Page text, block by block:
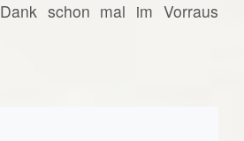
schon mal im Vorraus